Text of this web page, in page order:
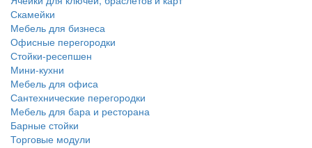
Скамейки
Мебель для бизнеса
Офисные перегородки
Стойки-ресепшен
Мини-кухни
Мебель для офиса
Сантехнические перегородки
Мебель для бара и ресторана
Барные стойки
Торговые модули